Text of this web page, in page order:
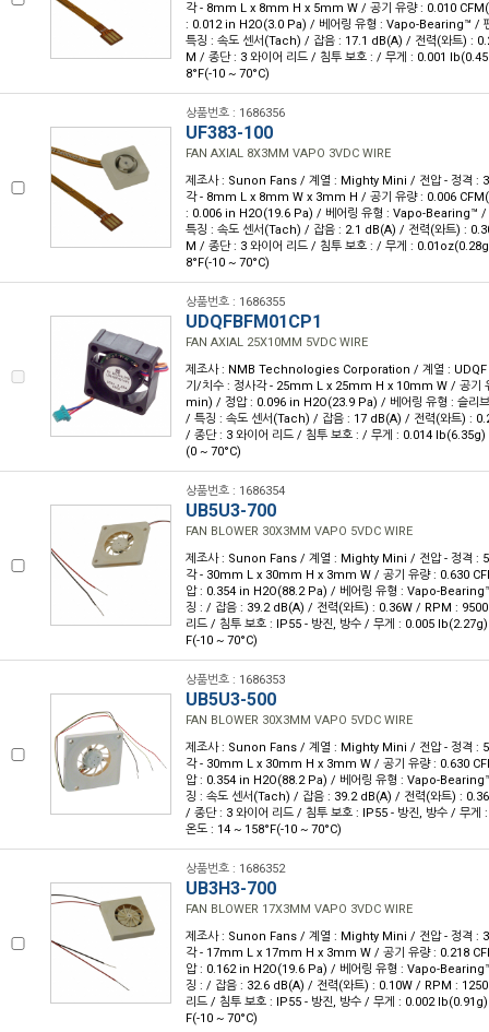
각 - 8mm L x 8mm H x 5mm W / 공기 유량 : 0.010
: 0.012 in H2O(3.0 Pa) / 베어링 유형 : Vapo-Bearing™ /
특징 : 속도 센서(Tach) / 잡음 : 17.1 dB(A) / 전력(와트) :
M / 종단 : 3 와이어 리드 / 침투 보호 : / 무게 : 0.001
8°F(-10 ~ 70°C)
상품번호 : 1686356
UF383-100
FAN AXIAL 8X3MM VAPO 3VDC WIRE
제조사 : Sunon Fans / 계열 : Mighty Mini / 전압 - 정격 :
각 - 8mm L x 8mm W x 3mm H / 공기 유량 : 0.006
: 0.006 in H2O(19.6 Pa) / 베어링 유형 : Vapo-Bearing™ /
특징 : 속도 센서(Tach) / 잡음 : 2.1 dB(A) / 전력(와트) :
M / 종단 : 3 와이어 리드 / 침투 보호 : / 무게 :
8°F(-10 ~ 70°C)
상품번호 : 1686355
UDQFBFM01CP1
FAN AXIAL 25X10MM 5VDC WIRE
제조사 : NMB Technologies Corporation / 계열 : UDQF
기/치수 : 정사각 - 25mm L x 25mm H x 10mm W / 공기
min) / 정압 : 0.096 in H2O(23.9 Pa) / 베어링 유형 : 슬리
/ 특징 : 속도 센서(Tach) / 잡음 : 17 dB(A) / 전력(와트) :
/ 종단 : 3 와이어 리드 / 침투 보호 : / 무게 : 0.014
(0 ~ 70°C)
상품번호 : 1686354
UB5U3-700
FAN BLOWER 30X3MM VAPO 5VDC WIRE
제조사 : Sunon Fans / 계열 : Mighty Mini / 전압 - 정격 :
각 - 30mm L x 30mm H x 3mm W / 공기 유량 : 0.630
압 : 0.354 in H2O(88.2 Pa) / 베어링 유형 : Vapo-
징 : / 잡음 : 39.2 dB(A) / 전력(와트) : 0.36W / RPM :
리드 / 침투 보호 : IP55 - 방진, 방수 / 무게 : 0.005
F(-10 ~ 70°C)
상품번호 : 1686353
UB5U3-500
FAN BLOWER 30X3MM VAPO 5VDC WIRE
제조사 : Sunon Fans / 계열 : Mighty Mini / 전압 - 정격 :
각 - 30mm L x 30mm H x 3mm W / 공기 유량 : 0.630
압 : 0.354 in H2O(88.2 Pa) / 베어링 유형 : Vapo-
징 : 속도 센서(Tach) / 잡음 : 39.2 dB(A) / 전력(와트) :
/ 종단 : 3 와이어 리드 / 침투 보호 : IP55 - 방진, 방수 / 무
온도 : 14 ~ 158°F(-10 ~ 70°C)
상품번호 : 1686352
UB3H3-700
FAN BLOWER 17X3MM VAPO 3VDC WIRE
제조사 : Sunon Fans / 계열 : Mighty Mini / 전압 - 정격 :
각 - 17mm L x 17mm H x 3mm W / 공기 유량 : 0.218
압 : 0.162 in H2O(19.6 Pa) / 베어링 유형 : Vapo-
징 : / 잡음 : 32.6 dB(A) / 전력(와트) : 0.10W / RPM :
리드 / 침투 보호 : IP55 - 방진, 방수 / 무게 : 0.002
F(-10 ~ 70°C)